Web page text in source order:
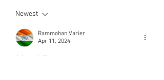
Newest
Rammohan Varier
Apr 11, 2024
Adaranjalikal